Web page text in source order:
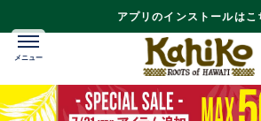
アプリのインストールはこ